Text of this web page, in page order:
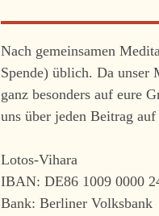
Nach gemeinsamen
Spende) üblich. Da unser
ganz besonders auf eure
uns über jeden Beitrag
Lotos-Vihara
IBAN: DE86 1009 0000
Bank: Berliner Volksbank